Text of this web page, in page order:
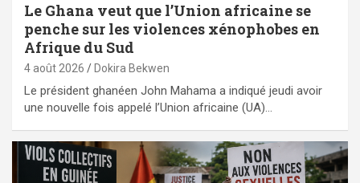
Le Ghana veut que l’Union africaine se
penche sur les violences xénophobes en
Afrique du Sud
4 août 2026 Dokira Bekwen
Le président ghanéen John Mahama a indiqué jeudi avoir
une nouvelle fois appelé l’Union africaine (UA)…